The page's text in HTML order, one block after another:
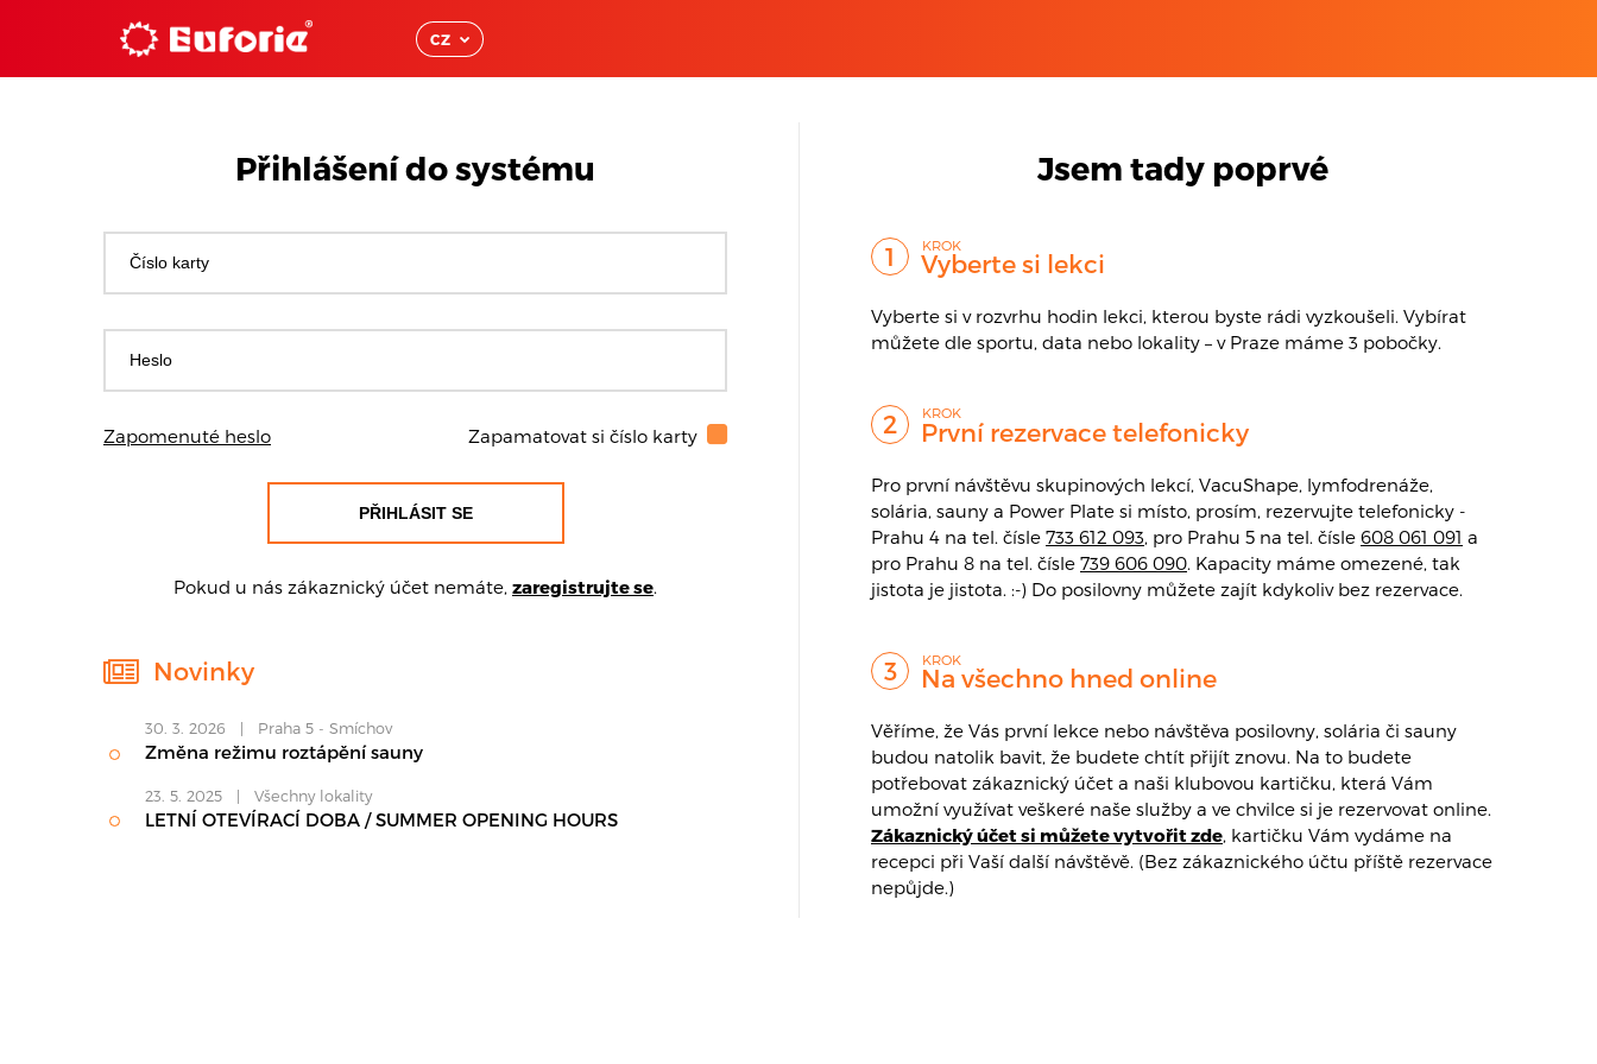
CZ
Přihlášení do systému
Zapamatovat si číslo karty
Zapomenuté heslo
PŘIHLÁSIT SE
Pokud u nás zákaznický účet nemáte, zaregistrujte se
Novinky
30. 3. 2026 | Praha 5 - Smíchov
Změna režimu roztápění sauny
23. 5. 2025 | Všechny lokality
LETNÍ OTEVÍRACÍ DOBA / SUMMER OPENING HOURS
Jsem tady poprvé
Vyberte si lekci
Vyberte si v rozvrhu hodin lekci, kterou byste rádi vyzkoušeli. Vybírat
můžete dle sportu, data nebo lokality – v Praze máme 3 pobočky.
První rezervace telefonicky
Pro první návštěvu skupinových lekcí, VacuShape, lymfodrenáže,
solária, sauny a Power Plate si místo, prosím, rezervujte telefonicky -
Prahu 4 na tel. čísle 733 612 093, pro Prahu 5 na tel. čísle 608 061 091 a
pro Prahu 8 na tel. čísle 739 606 090. Kapacity máme omezené, tak
jistota je jistota. :-) Do posilovny můžete zajít kdykoliv bez rezervace.
Na všechno hned online
Věříme, že Vás první lekce nebo návštěva posilovny, solária či sauny
budou natolik bavit, že budete chtít přijít znovu. Na to budete
potřebovat zákaznický účet a naši klubovou kartičku, která Vám
umožní využívat veškeré naše služby a ve chvilce si je rezervovat online.
Zákaznický účet si můžete vytvořit zde, kartičku Vám vydáme na
recepci při Vaší další návštěvě. (Bez zákaznického účtu příště rezervace
nepůjde.)